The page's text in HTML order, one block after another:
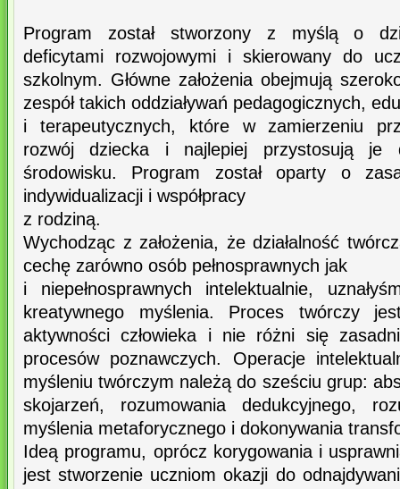
Program został stworzony z myślą o
deficytami rozwojowymi i skierowany do
szkolnym. Główne założenia obejmują
zespół takich oddziaływań pedagogicznych,
i terapeutycznych, które w zamierzeniu
rozwój dziecka i najlepiej przystosują je
środowisku. Program został oparty o
indywidualizacji i współpracy
z rodziną.
Wychodząc z założenia, że działalność
cechę zarówno osób pełnosprawnych jak
i niepełnosprawnych intelektualnie,
kreatywnego myślenia. Proces twórczy
aktywności człowieka i nie różni się
procesów poznawczych. Operacje
myśleniu twórczym należą do sześciu grup:
skojarzeń, rozumowania dedukcyjnego,
myślenia metaforycznego i dokonywania
Ideą programu, oprócz korygowania i
jest stworzenie uczniom okazji do